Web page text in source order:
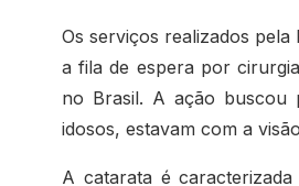
Os serviços realizados
a fila de espera por
no Brasil. A ação buscou
idosos, estavam com a
A catarata é